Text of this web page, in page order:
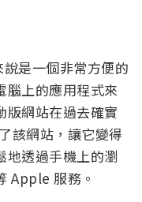
是一個非常方便的
腦上的應用程式來
網站在過去確實
該網站，讓它變得
地透過手機上的瀏
Apple 服務。